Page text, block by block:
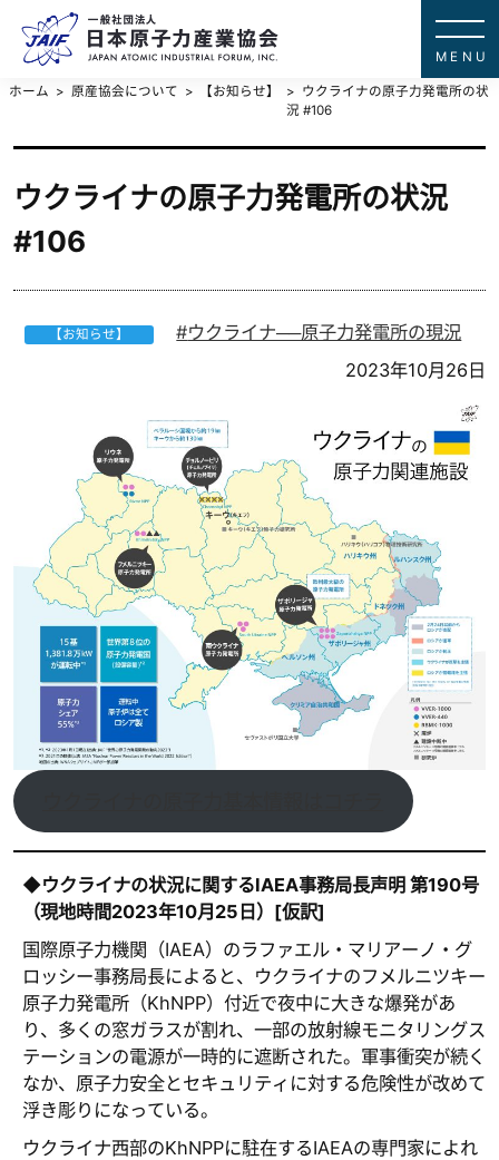
ホーム 原産協会について 【お知らせ】
ウクライナの原子力発電所の状
況 #106
ウクライナの原子力発電所の状況
#106
【お知らせ】
ウクライナ──原子力発電所の現況
2023年10月26日
◆ウクライナの状況に関するIAEA事務局長声明 第190号
（現地時間2023年10月25 日） [仮訳]
国際原子力機関（IAEA）のラファエル・マリアーノ・グ
ロッシー事務局長によると、ウクライナのフメルニツキー
原子力発電所（KhNPP）付近で夜中に大きな爆発があ
り、多くの窓ガラスが割れ、一部の放射線モニタリングス
テーションの電源が一時的に遮断された。軍事衝突が続く
なか、原子力安全とセキュリティに対する危険性が改めて
浮き彫りになっている。
ウクライナ西部のKhNPPに駐在するIAEAの専門家によれ